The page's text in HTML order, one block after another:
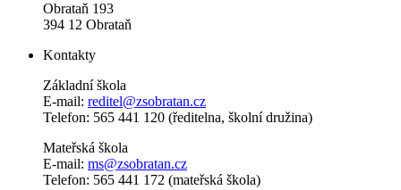
Obrataň 193
394 12 Obrataň
Kontakty
Základní škola
E-mail: reditel@zsobratan.cz
Telefon: 565 441 120 (ředitelna, školní družina)
Mateřská škola
E-mail: ms@zsobratan.cz
Telefon: 565 441 172 (mateřská škola)